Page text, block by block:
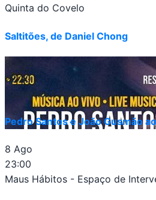
Quinta do Covelo
Saltitões, de Daniel Chong
8 Ago
22:30
CastleRock Pub & Hotel
Pedro Santos e João Gusmão
8 Ago
23:00
Maus Hábitos - Espaço de